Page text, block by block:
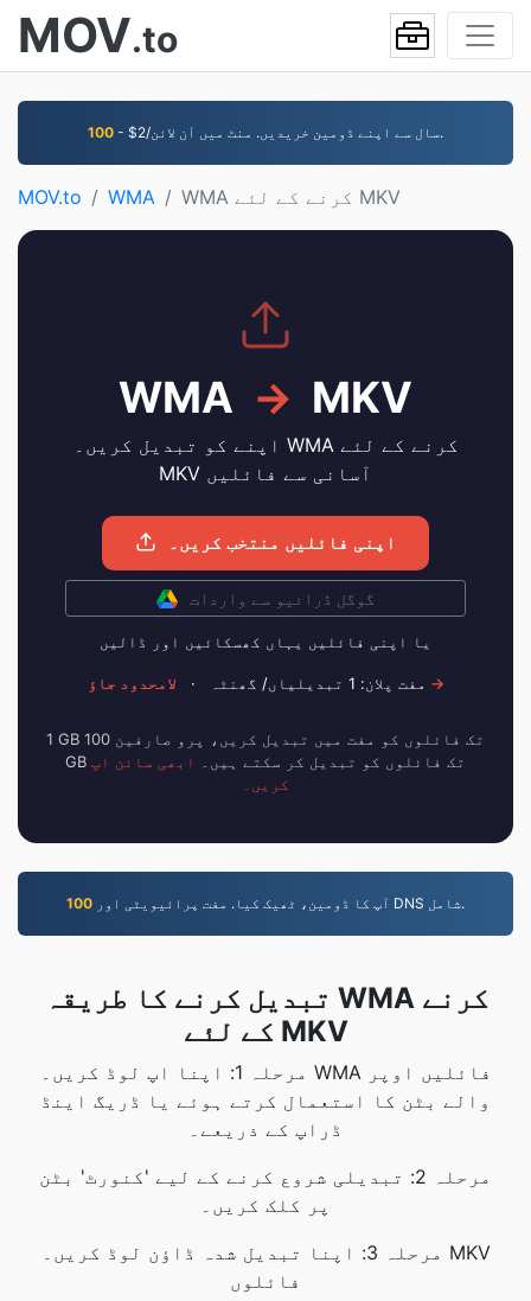
MOV.to
100 - $2/سال سے اپنے ڈومین خریدیں. منٹ میں آن لائن.
MOV.to WMA WMA کرنے کے لئے MKV
WMA → MKV
اپنے کو تبدیل کریں۔ WMA کرنے کے لئے
MKV آسانی سے فائلیں
اپنی فائلیں منتخب کریں۔
گوگل ڈرائیو سے واردات
یا اپنی فائلیں یہاں کھسکائیں اور ڈالیں
مفت پلان: 1 تبدیلیاں/ گھنٹہ · لامحدود جاؤ →
1 GB تک فائلوں کو مفت میں تبدیل کریں، پرو صارفین 100
GB تک فائلوں کو تبدیل کر سکتے ہیں۔
ابھی سائن اپ
کریں۔
100 آپ کا ڈومین، ٹھیک کیا. مفت پرائیویٹی اور DNS شامل.
تبدیل کرنے کا طریقہ WMA کرنے
کے لئے MKV
مرحلہ 1: اپنا اپ لوڈ کریں۔ WMA فائلیں اوپر
والے بٹن کا استعمال کرتے ہوئے یا ڈریگ اینڈ
ڈراپ کے ذریعے۔
مرحلہ 2: تبدیلی شروع کرنے کے لیے 'کنورٹ' بٹن
پر کلک کریں۔
مرحلہ 3: اپنا تبدیل شدہ ڈاؤن لوڈ کریں۔ MKV
فائلوں